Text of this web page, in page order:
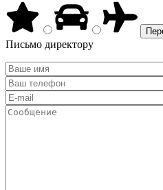
Письмо директору